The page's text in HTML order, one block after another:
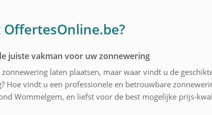
juiste vakman voor uw zonnewering
laten plaatsen, maar waar vindt u de
Hoe vindt u een professionele en betrouwbare
Wommelgem, en liefst voor de best mogelijke prijs-